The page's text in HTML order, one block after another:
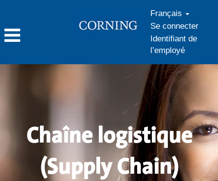
Français
Se connecter
Identifiant de
l’employé
Chaîne logistique
(Supply Chain)